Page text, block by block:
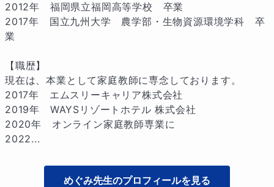
2012年　福岡県立福岡高等学校　卒業
2017年　国立九州大学　農学部・生物資源環境学科　卒
業
【職歴】
現在は、本業として家庭教師に専念しております。
2017年　エムスリーキャリア株式会社
2019年　WAYSリゾートホテル 株式会社
2020年　オンライン家庭教師専業に
2022...
めぐみ先生のプロフィールを見る